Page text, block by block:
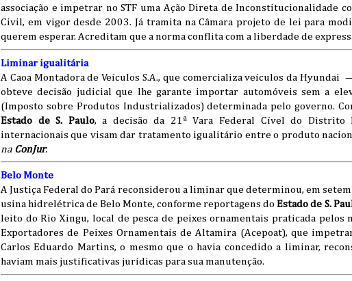
associação e impetrar no STF uma Ação Direta de Inconstitucionalidade
Civil, em vigor desde 2003. Já tramita na Câmara projeto de lei para
querem esperar. Acreditam que a norma conflita com a liberdade de
Liminar igualitária
A Caoa Montadora de Veículos S.A., que comercializa veículos da Hyundai
obteve decisão judicial que lhe garante importar automóveis sem a
(Imposto sobre Produtos Industrializados) determinada pelo governo.
Estado de S. Paulo, a decisão da 21ª Vara Federal Cível do Distrito
internacionais que visam dar tratamento igualitário entre o produto
na ConJur.
Belo Monte
A Justiça Federal do Pará reconsiderou a liminar que determinou, em
usina hidrelétrica de Belo Monte, conforme reportagens doEstado de S.
leito do Rio Xingu, local de pesca de peixes ornamentais praticada pelos
Exportadores de Peixes Ornamentais de Altamira (Acepoat), que
Carlos Eduardo Martins, o mesmo que o havia concedido a liminar,
haviam mais justificativas jurídicas para sua manutenção.